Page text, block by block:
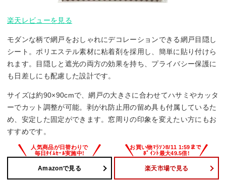
楽天レビューを見る
モダンな柄で網戸をおしゃれにデコレーションできる網戸目隠し
シート。ポリエステル素材に粘着剤を採用し、簡単に貼り付けら
れます。目隠しと遮光の両方の効果を持ち、プライバシー保護に
も日差しにも配慮した設計です。
サイズは約90×90cmで、網戸の大きさに合わせてハサミやカッタ
ーでカット調整が可能。剥がれ防止用の留め具も付属しているた
め、安定した固定ができます。窓周りの印象を変えたい方にもお
すすめです。
Amazonで見る 楽天市場で見る